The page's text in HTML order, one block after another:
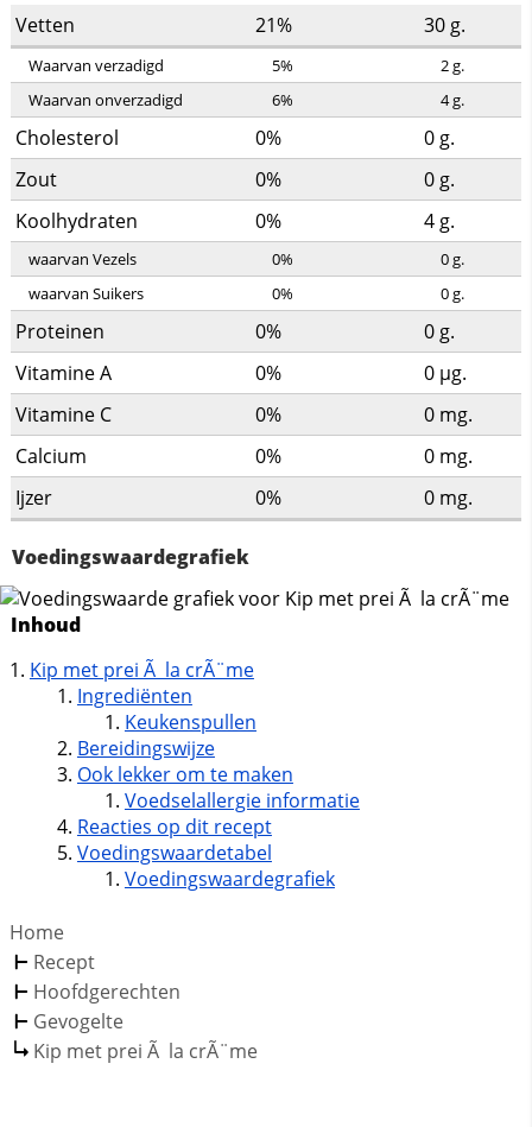
Vetten 21% 30 g.
Waarvan verzadigd 5% 2g.
Waarvan onverzadigd
6% 4g.
Cholesterol 0% 0 g.
Zout
0% 0 g.
Koolhydraten
0% 4 g.
waarvan Vezels 0% 0g.
waarvan Suikers
0% 0g.
Proteinen 0% 0 g.
Vitamine A
0% 0 µg.
Vitamine C
0% 0 mg.
Calcium
0% 0 mg.
Ijzer
0% 0 mg.
Voedingswaardegrafiek
Inhoud
Kip met prei Ã la crÃ¨me
Ingrediënten
Keukenspullen
Bereidingswijze
Ook lekker om te maken
Voedselallergie informatie
Reacties op dit recept
Voedingswaardetabel
Voedingswaardegrafiek
Home
Recept
Hoofdgerechten
Gevogelte
Kip met prei Ã la crÃ¨me